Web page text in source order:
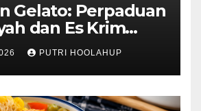
Gelato: Perpaduan
dan Es Krim
Menggoda
PUTRI HOOLAHUP